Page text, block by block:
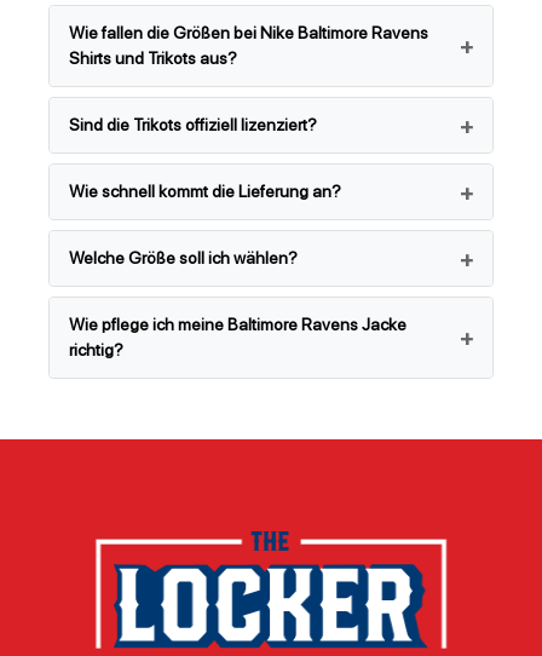
Wie fallen die Größen bei Nike Baltimore Ravens
Shirts und Trikots aus?
Sind die Trikots offiziell lizenziert?
Wie schnell kommt die Lieferung an?
Welche Größe soll ich wählen?
Wie pflege ich meine Baltimore Ravens Jacke
richtig?